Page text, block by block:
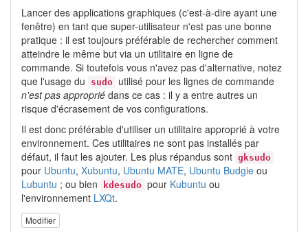
Lancer des applications graphiques (c'est-à-dire ayant une
fenêtre) en tant que super-utilisateur n'est pas une bonne
pratique : il est toujours préférable de rechercher comment
atteindre le même but via un utilitaire en ligne de
commande. Si toutefois vous n'avez pas d'alternative, notez
que l'usage du
sudo utilisé pour les lignes de commande
n'est pas approprié dans ce cas : il y a entre autres un
risque d'écrasement de vos configurations.
Il est donc préférable d'utiliser un utilitaire approprié à votre
environnement. Ces utilitaires ne sont pas installés par
défaut, il faut les ajouter. Les plus répandus sont gksudo
pour Ubuntu, Xubuntu, Ubuntu MATE, Ubuntu Budgie ou
Lubuntu ; ou bien kdesudo pour Kubuntu ou
l'environnement LXQt.
Modifier